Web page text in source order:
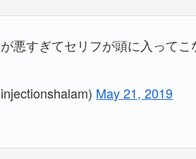
悪すぎてセリフが頭に入って
May 21, 2019